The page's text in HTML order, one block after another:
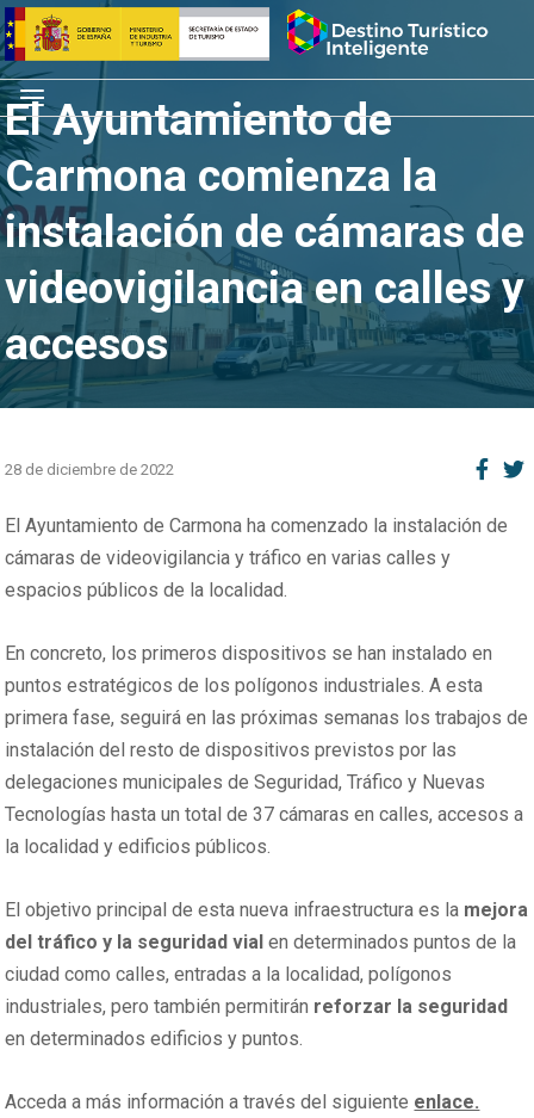
Saltar
al
contenido
Inicio
Menú
El Ayuntamiento de
Carmona comienza la
instalación de cámaras de
videovigilancia en calles y
accesos
28 de diciembre de 2022
El Ayuntamiento de Carmona ha comenzado la instalación de
cámaras de videovigilancia y tráfico en varias calles y
espacios públicos de la localidad.
En concreto, los primeros dispositivos se han instalado en
puntos estratégicos de los polígonos industriales. A esta
primera fase, seguirá en las próximas semanas los trabajos de
instalación del resto de dispositivos previstos por las
delegaciones municipales de Seguridad, Tráfico y Nuevas
Tecnologías hasta un total de 37 cámaras en calles, accesos a
la localidad y edificios públicos.
El objetivo principal de esta nueva infraestructura es la mejora
del tráfico y la seguridad vial en determinados puntos de la
ciudad como calles, entradas a la localidad, polígonos
industriales, pero también permitirán reforzar la seguridad
en determinados edificios y puntos.
Acceda a más información a través del siguiente enlace.